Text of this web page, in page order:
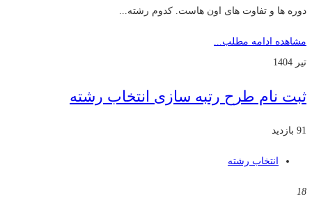
دوره ها و تفاوت های اون هاست. کدوم رشته...
مشاهده ادامه مطلب...
تیر 1404
ثبت نام طرح رتبه سازی انتخاب رشته
91 بازدید
انتخاب رشته
18